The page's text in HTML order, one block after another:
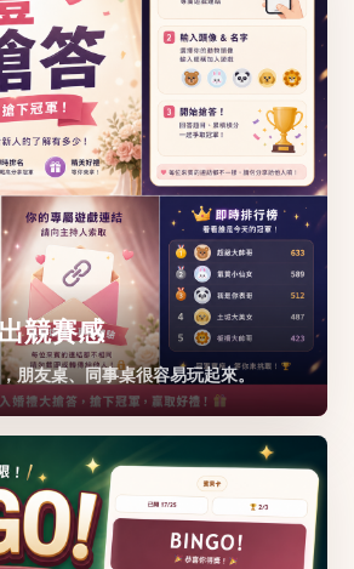
競賽感
朋友桌、同事桌很容易玩起來。